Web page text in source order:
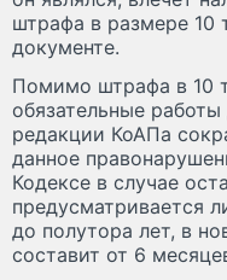
штрафа в размере 10
документе.
Помимо штрафа в 10
обязательные
редакции КоАПа
данное
Кодексе в случае
предусматривается
до полутора лет, в
составит от 6